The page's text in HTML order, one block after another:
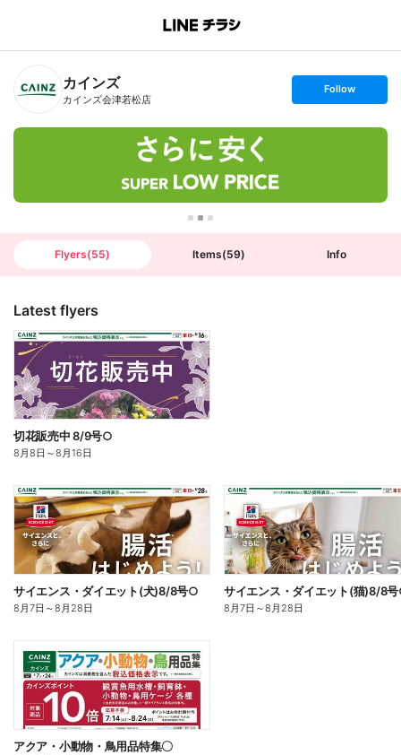
B
n
h
T
カインズ
カインズ会津若松店
s
t
o
Follow
Flyers(55) Items(59) Info
Latest flyers
切花販売中 8/9号○
8月8日 ～8月16日
サイエンス・ダイエット(犬)8/8号○
8月7日 ～8月28日
サイエンス・ダイエット(猫)8/8
8月7日 ～8月28日
アクア・小動物・鳥用品特集〇